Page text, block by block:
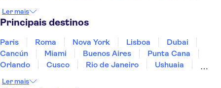
Panamá
Peru
Ler mais
Principais destinos
Paris Roma Nova York Lisboa
Dubai
Cancún
Miami Buenos Aires
Punta Cana
Orlando
Cusco Rio de Janeiro
Ushuaia
Ler mais